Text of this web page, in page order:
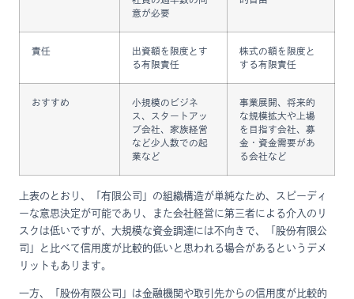
意が必要
責任
出資額を限度とす
る有限責任
株式の額を限度と
する有限責任
おすすめ
小規模のビジネ
ス、スタートアッ
プ会社、家族経営
など少人数での起
業など
事業展開、将来的
な規模拡大や上場
を目指す会社、募
金・資金需要があ
る会社など
上表のとおり、「有限公司」の組織構造が単純なため、スピーディ
ーな意思決定が可能であり、また会社経営に第三者による介入のリ
スクは低いですが、大規模な資金調達には不向きで、「股份有限公
司」と比べて信用度が比較的低いと思われる場合があるというデメ
リットもあります。
一方、「股份有限公司」は金融機関や取引先からの信用度が比較的